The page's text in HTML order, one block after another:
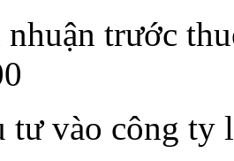
trước
vào công ty